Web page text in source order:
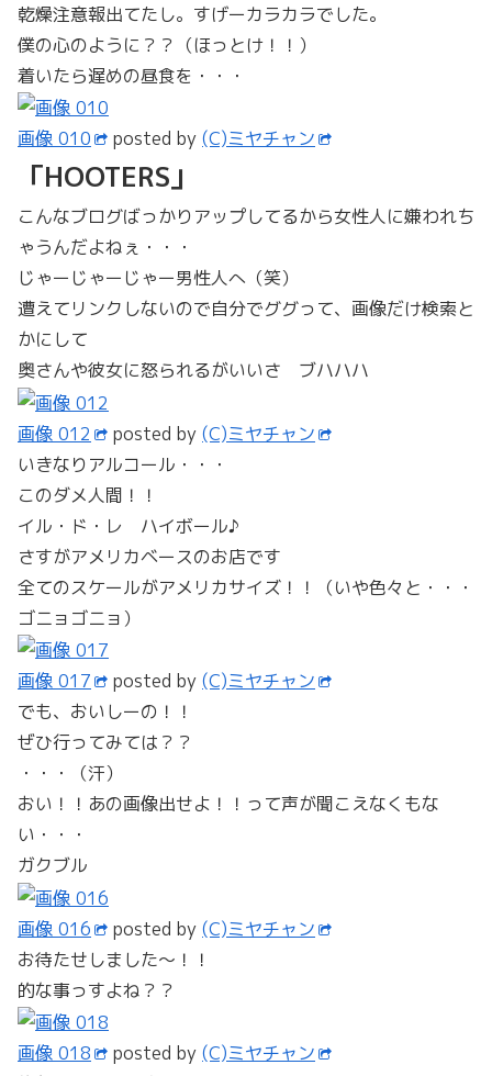
乾燥注意報出てたし。すげーカラカラでした。
僕の心のように？？（ほっとけ！！）
着いたら遅めの昼食を・・・
画像 010 posted by (C)ミヤチャン
「HOOTERS」
こんなブログばっかりアップしてるから女性人に嫌われち
ゃうんだよねぇ・・・
じゃーじゃーじゃー男性人へ（笑）
遭えてリンクしないので自分でググって、画像だけ検索と
かにして
奥さんや彼女に怒られるがいいさ ブハハハ
画像 012 posted by (C)ミヤチャン
いきなりアルコール・・・
このダメ人間！！
イル・ド・レ ハイボール♪
さすがアメリカベースのお店です
全てのスケールがアメリカサイズ！！（いや色々と・・・
ゴニョゴニョ）
画像 017 posted by (C)ミヤチャン
でも、おいしーの！！
ぜひ行ってみては？？
・・・（汗）
おい！！あの画像出せよ！！って声が聞こえなくもな
い・・・
ガクブル
画像 016 posted by (C)ミヤチャン
お待たせしました～！！
的な事っすよね？？
画像 018 posted by (C)ミヤチャン